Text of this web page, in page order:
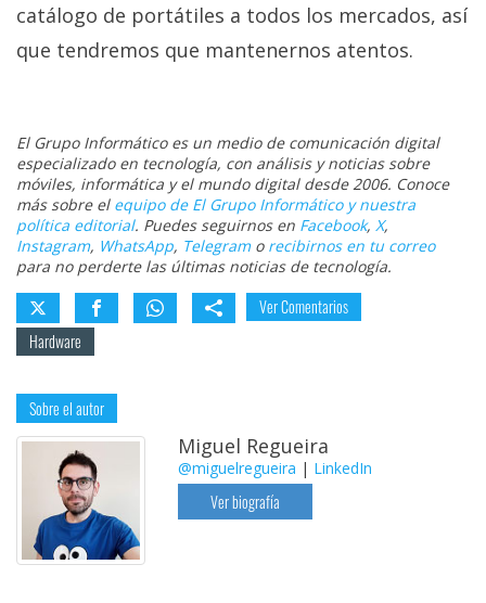
catálogo de portátiles a todos los mercados, así
que tendremos que mantenernos atentos.
El Grupo Informático es un medio de comunicación digital
especializado en tecnología, con análisis y noticias sobre
móviles, informática y el mundo digital desde 2006. Conoce
más sobre el equipo de El Grupo Informático y nuestra
política editorial. Puedes seguirnos en Facebook, X,
Instagram, WhatsApp, Telegramo recibirnos en tu correo
para no perderte las últimas noticias de tecnología.
Ver Comentarios
Hardware
Sobre el autor
Miguel Regueira
@miguelregueira | LinkedIn
Ver biografía